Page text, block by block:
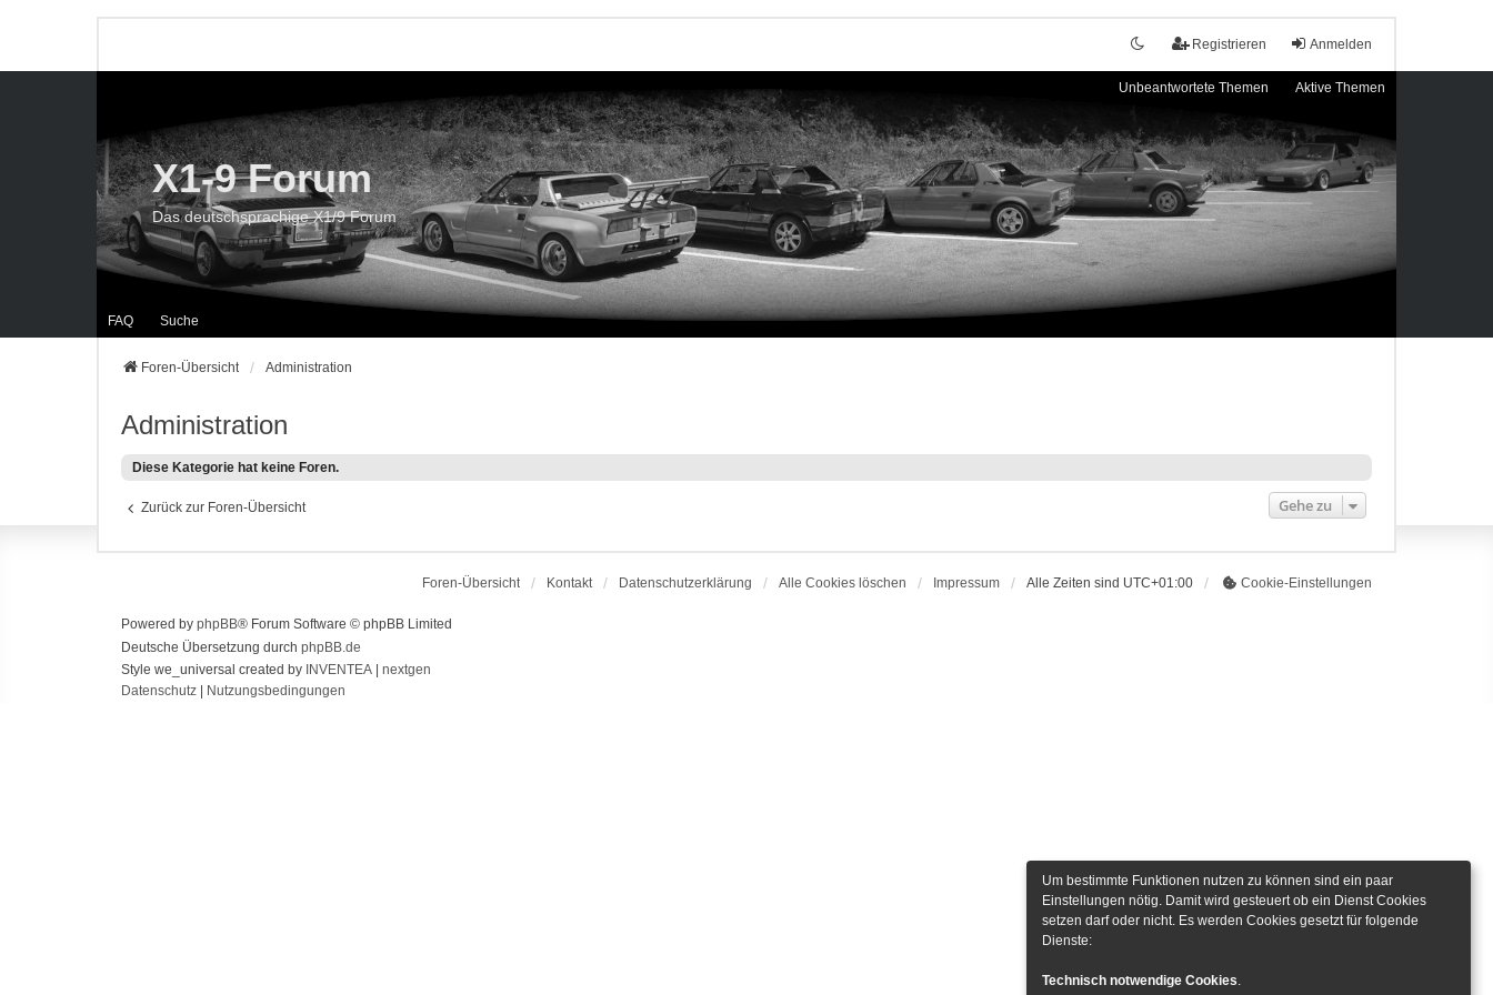
Anmelden
Registrieren
Unbeantwortete Themen Aktive Themen
FAQ Suche
X1-9 Forum
Das deutschsprachige X1/9 Forum
Foren-Übersicht Administration
Administration
Diese Kategorie hat keine Foren.
Zurück zur Foren-Übersicht Gehe zu
Foren-Übersicht Kontakt Datenschutzerklärung Alle Cookies löschen Impressum Alle Zeiten sind UTC+01:00 Cookie-Einstellungen
Powered by phpBB® Forum Software © phpBB Limited
Deutsche Übersetzung durch phpBB.de
Style we_universal created by INVENTEA
nextgen
Datenschutz
Nutzungsbedingungen
Um bestimmte Funktionen nutzen zu können sind ein paar
Einstellungen nötig. Damit wird gesteuert ob ein Dienst Cookies
setzen darf oder nicht. Es werden Cookies gesetzt für folgende
Dienste:
Technisch notwendige Cookies.